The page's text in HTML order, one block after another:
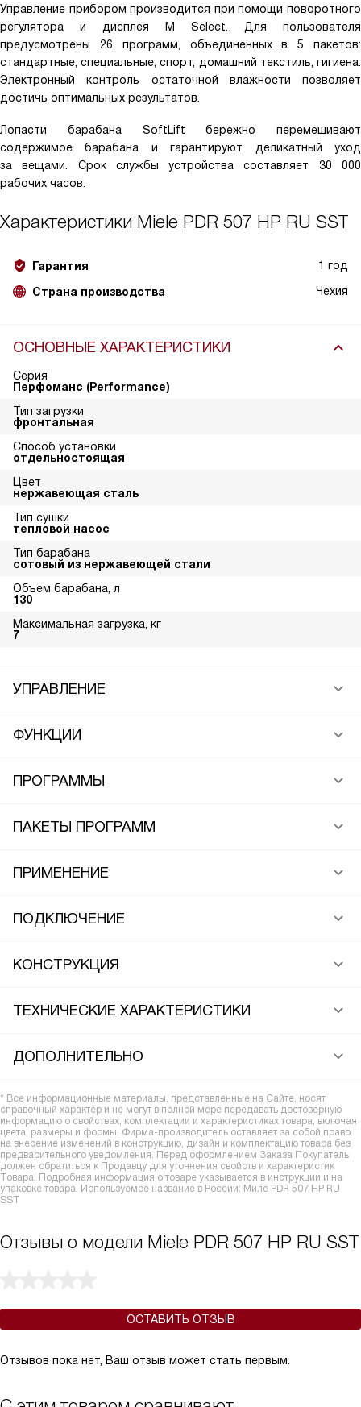
Управление прибором производится при помощи поворотного
регулятора и дисплея M Select. Для пользователя
предусмотрены 26 программ, объединенных в 5 пакетов:
стандартные, специальные, спорт, домашний текстиль, гигиена.
Электронный контроль остаточной влажности позволяет
достичь оптимальных результатов.
Лопасти барабана SoftLift бережно перемешивают
содержимое барабана и гарантируют деликатный уход
за вещами. Срок службы устройства составляет 30 000
рабочих часов.
Характеристики Miele PDR 507 HP RU SST
Гарантия 1 год
Страна производства Чехия
ОСНОВНЫЕ ХАРАКТЕРИСТИКИ
Серия
Перфоманс (Performance)
Тип загрузки
фронтальная
Способ установки
отдельностоящая
Цвет
нержавеющая сталь
Тип сушки
тепловой насос
Тип барабана
сотовый из нержавеющей стали
Объем барабана, л
130
Максимальная загрузка, кг
7
УПРАВЛЕНИЕ
ФУНКЦИИ
ПРОГРАММЫ
ПАКЕТЫ ПРОГРАММ
ПРИМЕНЕНИЕ
ПОДКЛЮЧЕНИЕ
КОНСТРУКЦИЯ
ТЕХНИЧЕСКИЕ ХАРАКТЕРИСТИКИ
ДОПОЛНИТЕЛЬНО
* Все информационные материалы, представленные на Сайте, носят
справочный характер и не могут в полной мере передавать достоверную
информацию о свойствах, комплектации и характеристиках товара, включая
цвета, размеры и формы. Фирма-производитель оставляет за собой право
на внесение изменений в конструкцию, дизайн и комплектацию товара без
предварительного уведомления. Перед оформлением Заказа Покупатель
должен обратиться к Продавцу для уточнения свойств и характеристик
Товара. Подробная информация о товаре указывается в инструкции и на
упаковке товара. Используемое название в России: Миле PDR 507 HP RU
SST
Отзывы о модели Miele PDR 507 HP RU SST
ОСТАВИТЬ ОТЗЫВ
Отзывов пока нет, Ваш отзыв может стать первым.